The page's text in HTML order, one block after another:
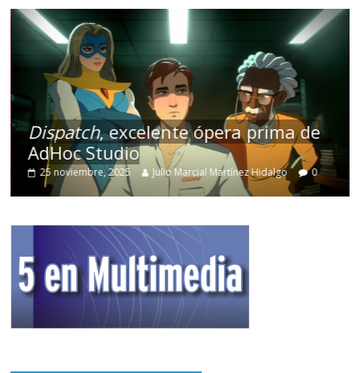
Dispatch, excelente ópera prima de
AdHoc Studio
25 noviembre, 2025 Julio Marcial Martínez Hidalgo 0